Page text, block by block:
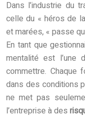
Dans l’industrie du
celle du « héros de
et marées, « passe
En tant que
mentalité est l’une
commettre. Chaque
dans des conditions
ne met pas
l’entreprise à des